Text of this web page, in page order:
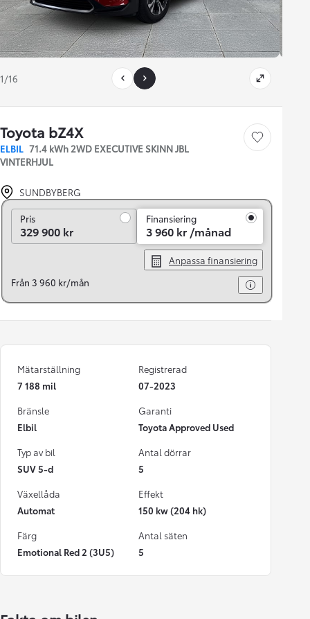
1/16
Toyota bZ4X
ELBIL 71.4 kWh 2WD EXECUTIVE SKINN JBL
VINTERHJUL
Save car
SUNDBYBERG
PrisPris
329 900 kr
Finansiering
3 960 kr /månad
Anpassa finansiering
Från 3 960 kr/mån
Mätarställning
7 188 mil
Registrerad
07-2023
Bränsle
Elbil
Garanti
Toyota Approved Used
Typ av bil
SUV 5-d
Antal dörrar
5
Växellåda
Automat
Effekt
150 kw (204 hk)
Färg
Emotional Red 2 (3U5)
Antal säten
5